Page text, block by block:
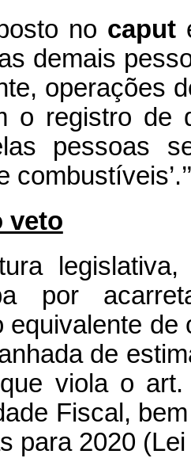
no caput
demais
operações
o registro de
pessoas
veto
por
equivalente
de
viola o
Fiscal,
para 2020 (Lei